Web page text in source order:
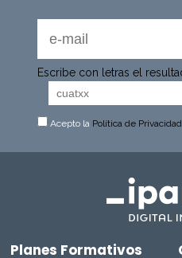
Escribe con letras el
Acepto la Política de Privacidad
Planes Formativos